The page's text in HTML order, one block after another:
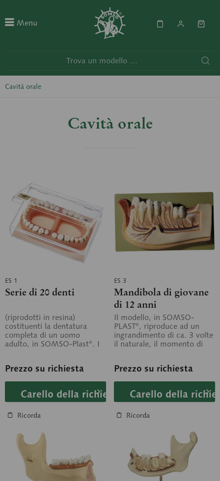
Menu
Cavità orale
Cavità orale
ES 1
Serie di 20 denti
(riprodotti in resina)
costituenti la dentatura
completa di un uomo
adulto, in SOMSO-Plast®. I
Prezzo su richiesta
Carello della richiesta
Ricorda
ES 3
Mandibola di giovane
di 12 anni
Il modello, in SOMSO-
PLAST®, riproduce ad un
ingrandimento di ca. 3 volte
il naturale, il momento di
Prezzo su richiesta
Carello della
Ricorda